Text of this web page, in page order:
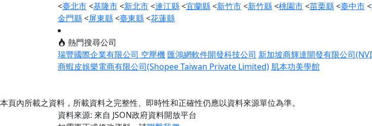
<臺北市<基隆市<新北市<連江縣<宜蘭縣<新竹市<新竹縣<桃園市<苗栗縣<臺中市<
金門縣<屏東縣<臺東縣<花蓮縣
熱門搜尋公司
瑞豐國際企業有限公司 空壓機 匯鴻網軟件開發科技公司 新加坡商輝達開發有限公司
商蝦皮娛樂電商有限公司(Shopee Taiwan Private Limited) 肌本功美學館
本頁內所載之資料，所載資料之完整性、即時性和正確性仍應以資料來源單位為準。
資料來源: 來自 JSON政府資料開放平台